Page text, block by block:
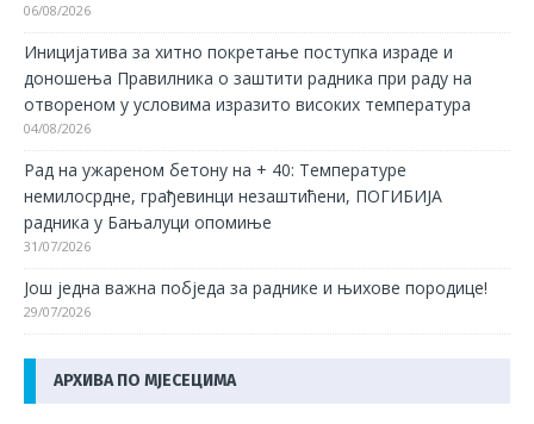
06/08/2026
Иницијатива за хитно покретање поступка израде и
доношења Правилника о заштити радника при раду на
отвореном у условима изразито високих температура
04/08/2026
Рад на ужареном бетону на + 40: Температуре
немилосрдне, грађевинци незаштићени, ПОГИБИЈА
радника у Бањалуци опомиње
31/07/2026
Још једна важна побједа за раднике и њихове породице!
29/07/2026
АРХИВА ПО МЈЕСЕЦИМА